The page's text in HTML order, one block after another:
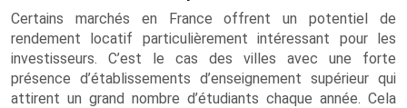
Certains marchés en France offrent un potentiel de
rendement locatif particulièrement intéressant pour les
investisseurs. C’est le cas des villes avec une forte
présence d’établissements d’enseignement supérieur qui
attirent un grand nombre d’étudiants chaque année. Cela